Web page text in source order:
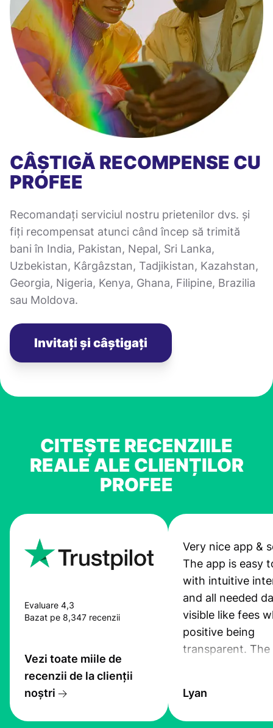
CÂȘTIGĂ RECOMPENSE CU
PROFEE
Recomandați serviciul nostru prietenilor dvs. și
fiți recompensat atunci când încep să trimită
bani în India, Pakistan, Nepal, Sri Lanka,
Uzbekistan, Kârgâzstan, Tadjikistan, Kazahstan,
Georgia, Nigeria, Kenya, Ghana, Filipine, Brazilia
sau Moldova.
Invitați și câștigați
CITEȘTE RECENZIILE
REALE ALE CLIENȚILOR
PROFEE
Evaluare 4,3
Bazat pe 8,347 recenzii
Vezi toate miile de
recenzii de la clienții
noștri
Very nice app &
The app is easy
with intuitive
and all needed
visible like fees
positive being
transparent. The
the exchange
Lyan